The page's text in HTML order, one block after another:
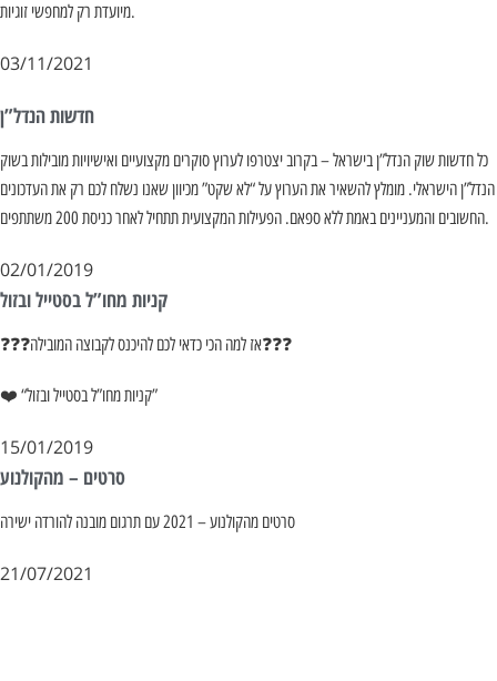
מיועדת רק למחפשי זוגיות.
03/11/2021
חדשות הנדל”ן
כל חדשות שוק הנדל”ן בישראל – בקרוב יצטרפו לערוץ סוקרים מקצועיים ואישיויות מובילות בשוק
הנדל”ן הישראלי. מומלץ להשאיר את הערוץ על “לא שקט” מכיוון שאנו נשלח לכם רק את העדכונים
החשובים והמעניינים באמת ללא ספאם. הפעילות המקצועית תתחיל לאחר כניסת 200 משתתפים.
02/01/2019
קניות מחו”ל בסטייל ובזול
❓❓❓אז למה הכי כדאי לכם להיכנס לקבוצה המובילה❓❓❓
❤️ “קניות מחו”ל בסטייל ובזול”
15/01/2019
סרטים – מהקולנוע
סרטים מהקולנוע – 2021 עם תרגום מובנה להורדה ישירה
21/07/2021